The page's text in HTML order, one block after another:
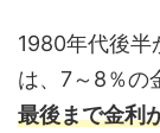
1980年代後半
は、7～8％の
最後まで金利